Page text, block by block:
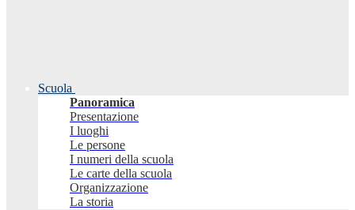
Scuola
Panoramica
Presentazione
I luoghi
Le persone
I numeri della scuola
Le carte della scuola
Organizzazione
La storia